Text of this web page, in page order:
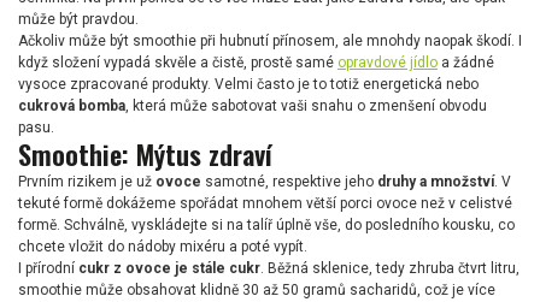
může být pravdou.
Ačkoliv může být smoothie při hubnutí přínosem, ale mnohdy naopak škodí. I
když složení vypadá skvěle a čistě, prostě samé opravdové jídlo a žádné
vysoce zpracované produkty. Velmi často je to totiž energetická nebo
cukrová bomba, která může sabotovat vaši snahu o zmenšení obvodu
pasu.
Smoothie: Mýtus zdraví
Prvním rizikem je už ovoce samotné, respektive jeho druhy a množství. V
tekuté formě dokážeme spořádat mnohem větší porci ovoce než v celistvé
formě. Schválně, vyskládejte si na talíř úplně vše, do posledního kousku, co
chcete vložit do nádoby mixéru a poté vypít.
I přírodní cukr z ovoce je stále cukr. Běžná sklenice, tedy zhruba čtvrt litru,
smoothie může obsahovat klidně 30 až 50 gramů sacharidů, což je více